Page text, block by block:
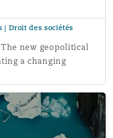
| Droit des sociétés
new geopolitical
a changing
grip on geopolitical